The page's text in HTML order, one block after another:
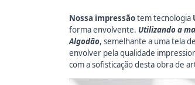
Nossa impressãotemtecnologia
forma envolvente. Utilizando a
Algodão, semelhante a uma tela
envolver pela qualidade
com a sofisticação desta obra de